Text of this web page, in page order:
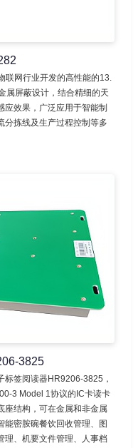
联网行业开发的高性能的13.
属屏蔽设计，结合精细的天
效果，广泛应用于智能制
分拣线及生产过程控制等多
3825
标签阅读器HR9206-3825，
3 Model 1协议的IC卡读卡
座结构，可在金属和非金属
能密胺碗餐饮回收管理、图
理、机要文件管理、人事档